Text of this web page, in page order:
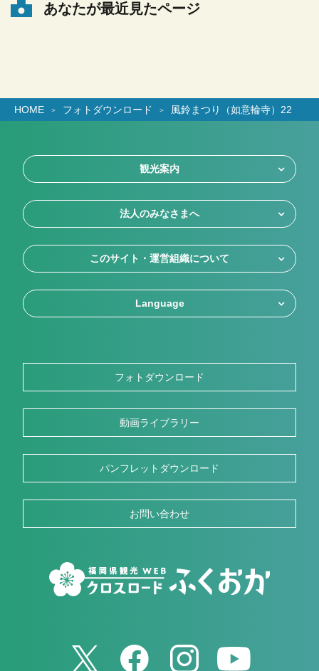
あなたが最近見たページ
HOME フォトダウンロード 風鈴まつり（如意輪寺）22
観光案内
法人のみなさまへ
このサイト・運営組織について
Language
フォトダウンロード
動画ライブラリー
パンフレットダウンロード
お問い合わせ